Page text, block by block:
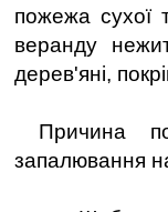
пожежа сухої
веранду
дерев'яні,
Причина
запалювання